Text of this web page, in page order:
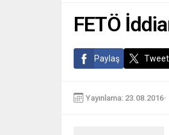
FETÖ
Paylaş
Yayınlama: 23.08.2016